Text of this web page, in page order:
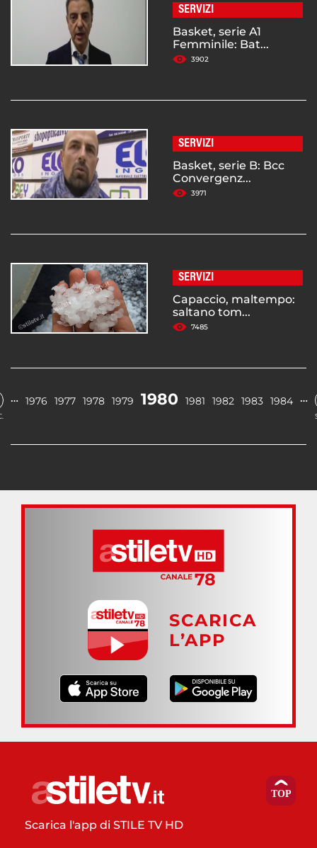
SERVIZI
Basket, serie A1
Femminile: Bat...
3902
SERVIZI
Basket, serie B: Bcc
Convergenz...
3971
SERVIZI
Capaccio, maltempo:
saltano tom...
7485
… 1976 1977 1978 1979 1980 1981 1982 1983 1984 …
SCARICA
L’APP
Scarica l'app di STILE TV HD